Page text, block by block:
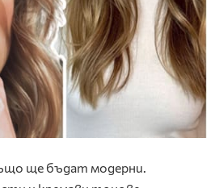
ще бъдат модерни.